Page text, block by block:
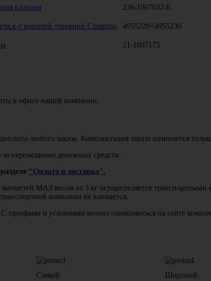
клапана 236-1007032-Б
к-т верхний +нижний Cummins 4955229+4955230
21-1007175
в офисе нашей компании.
любого заказа. Комплектация заказа начинается
перемещение денежных средств.
"Оплата и доставка".
запчастей МАЗ весом от 3 кг осуществляется
компании не взимается.
С тарифами и условиями можно ознакомиться на сайте
Самый
Широкий